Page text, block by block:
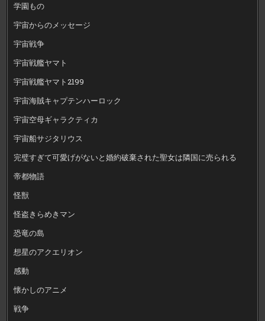
学園もの
宇宙からのメッセージ
宇宙戦争
宇宙戦艦ヤマト
宇宙戦艦ヤマト2199
宇宙海賊キャプテンハーロック
宇宙空母ギャラクティカ
宇宙船サジタリウス
完璧すぎて可愛げがないと婚約破棄された聖女は隣国に売られる
帝都物語
怪獣
怪盗きらめきマン
恐竜の島
想星のアクエリオン
感動
懐かしのアニメ
戦争